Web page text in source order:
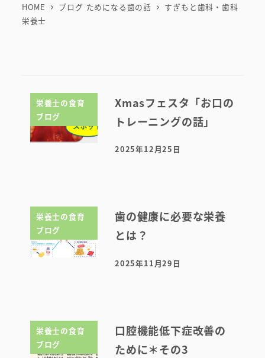
HOME ブログ ためになる歯の話
すぎもと歯科・歯科
栄養士
栄養士の食育
ブログ
Xmasフェスタ「お口の
トレーニングの話」
投稿日
2025年12月25日
栄養士の食育
ブログ
歯の健康に必要な栄養
とは？
投稿日
2025年11月29日
栄養士の食育
ブログ
口腔機能低下症改善の
ために＊その3